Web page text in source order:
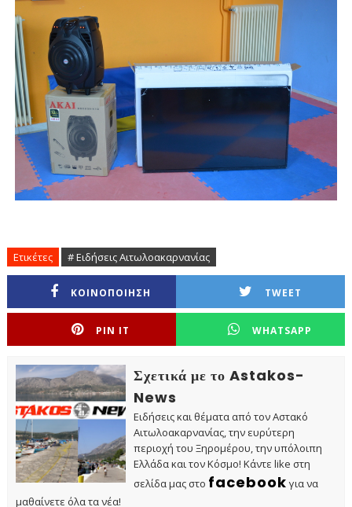
Ετικέτες # Ειδήσεις Αιτωλοακαρνανίας
ΚΟΙΝΟΠΟΙΗΣΗ TWEET
PIN IT WHATSAPP
Σχετικά με το Astakos-
News
Ειδήσεις και θέματα από τον Αστακό
Αιτωλοακαρνανίας, την ευρύτερη
περιοχή του Ξηρομέρου, την υπόλοιπη
Ελλάδα και τον Κόσμο! Κάντε like στη
σελίδα μας στο facebook για να
μαθαίνετε όλα τα νέα!